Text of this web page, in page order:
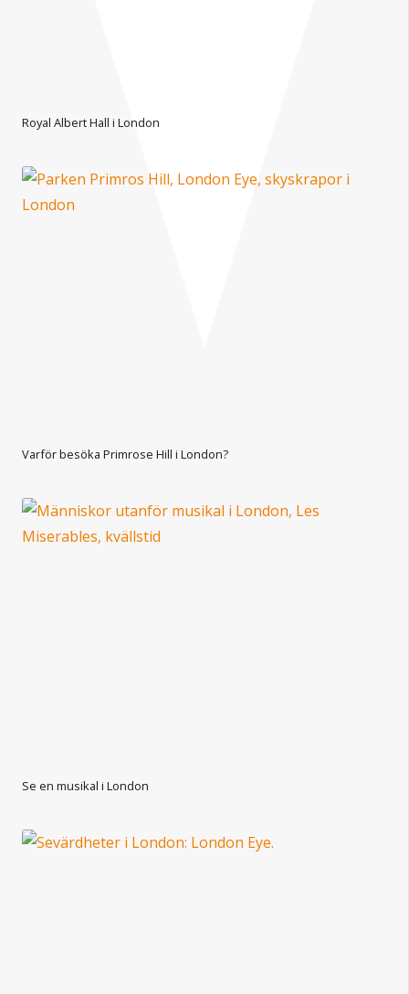
Royal Albert Hall i London
Varför besöka Primrose Hill i London?
Se en musikal i London